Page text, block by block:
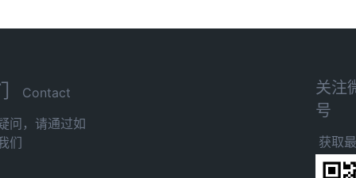
Contact
问，请通过如
们
关注
号
获取